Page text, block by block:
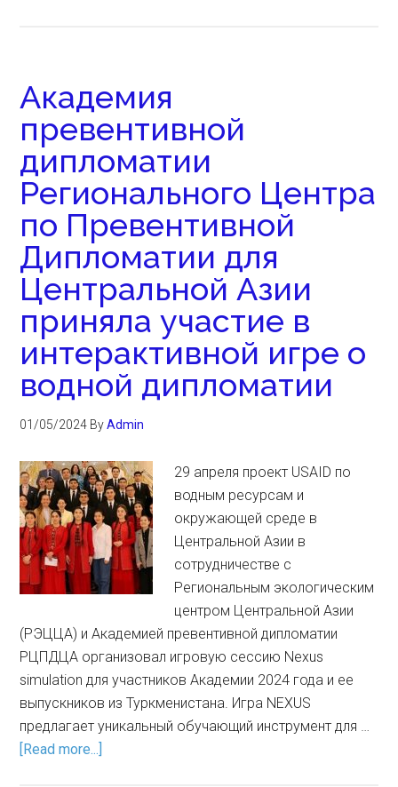
Академия
превентивной
дипломатии
Регионального Центра
по Превентивной
Дипломатии для
Центральной Азии
приняла участие в
интерактивной игре о
водной дипломатии
01/05/2024 ByAdmin
29 апреля проект USAID по
водным ресурсам и
окружающей среде в
Центральной Азии в
сотрудничестве с
Региональным экологическим
центром Центральной Азии
(РЭЦЦА) и Академией превентивной дипломатии
РЦПДЦА организовал игровую сессию Nexus
simulation для участников Академии 2024 года и ее
выпускников из Туркменистана. Игра NEXUS
предлагает уникальный обучающий инструмент для …
[Read more...]